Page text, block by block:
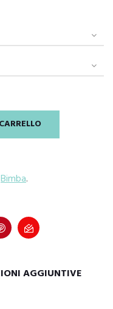
Bimba.
AGGIUNTIVE